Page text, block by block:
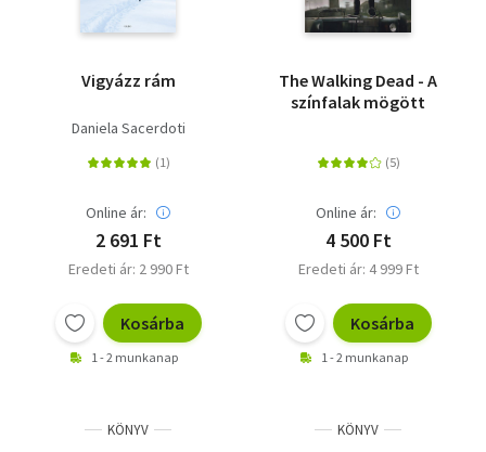
Vigyázz rám
Daniela Sacerdoti
Online ár:
2 691 Ft
Eredeti ár: 2 990 Ft
Kosárba
1 - 2 munkanap
The Walking Dead - A
színfalak mögött
Online ár:
4 500 Ft
Eredeti ár: 4 999 Ft
Kosárba
1 - 2 munkanap
KÖNYV KÖNYV